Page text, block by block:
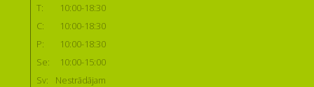
T:
10:00-18:30
C:
10:00-18:30
P:
10:00-18:30
Se:
10:00-15:00
Sv:
Nestrādājam